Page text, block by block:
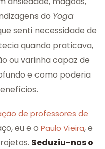
do Yoga
senti necessidade de
quando praticava,
ou varinha capaz de
e como poderia
de professores de
eu e o Paulo Vieira, e
Seduziu-nos o